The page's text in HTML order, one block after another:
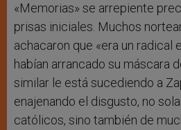
«Memorias» se arrepiente
prisas iniciales. Muchos
achacaron que «era un radical
habían arrancado su máscara
similar le está sucediendo a
enajenando el disgusto, no
católicos, sino también de